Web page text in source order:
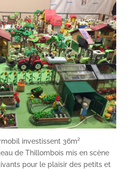
investissent 36m²
de Thillombois mis en scène
pour le plaisir des petits et